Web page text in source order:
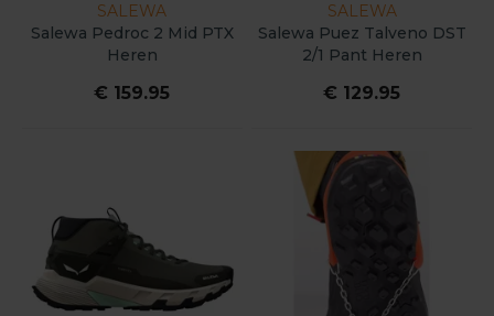
SALEWA
Salewa Pedroc 2 Mid PTX
Heren
€ 159.95
SALEWA
Salewa Puez Talveno DST
2/1 Pant Heren
€ 129.95